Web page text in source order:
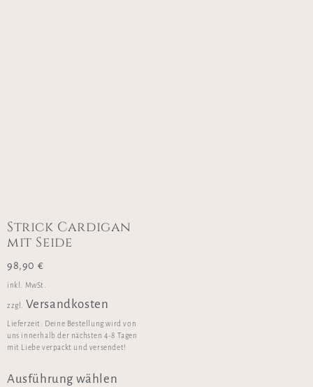
Strick Cardigan
mit Seide
98,90 €
inkl. MwSt.
zzgl. Versandkosten
Lieferzeit: Deine Bestellung wird von
uns innerhalb der nächsten 4-8 Tagen
mit Liebe verpackt und versendet!
Ausführung wählen